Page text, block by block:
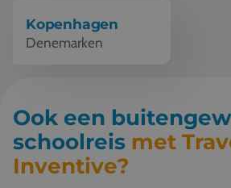
076 522 30 57
Kopenhagen
Denemarken
Ook een
schoolreis met
Inventive?